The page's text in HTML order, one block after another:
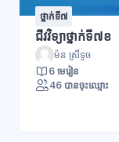
ថ្នាក់ទី៧
ជីវវិទ្យាថ្នាក់ទី៧ខ
ម៉ន ស្រីទូច
6 មេរៀន
46 បានចុះឈ្មោះ